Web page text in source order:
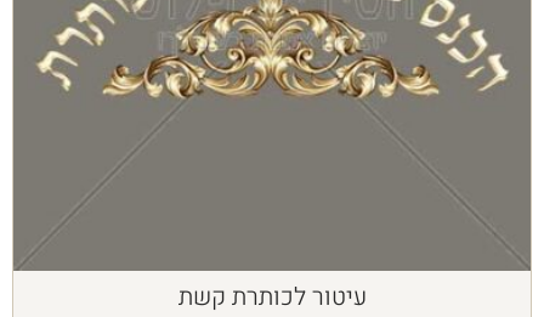
עיטור לכותרת קשת